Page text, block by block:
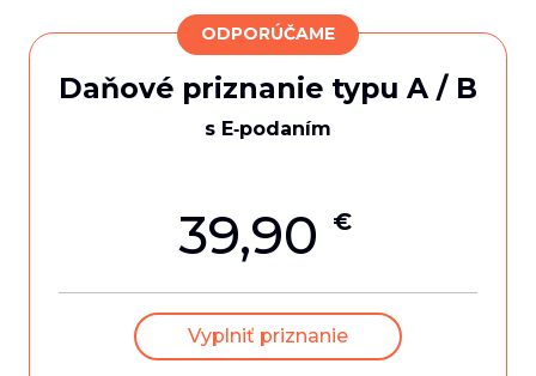
ODPORÚČAME
Daňové priznanie typu A / B
s E‑podaním
39,90 €
Vyplniť priznanie